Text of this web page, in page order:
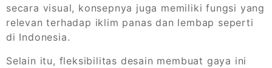
secara visual, konsepnya juga memiliki fungsi yang
relevan terhadap iklim panas dan lembap seperti
di Indonesia.
Selain itu, fleksibilitas desain membuat gaya ini